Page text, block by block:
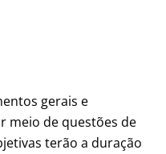
gerais e
meio de questões de
terão a duração